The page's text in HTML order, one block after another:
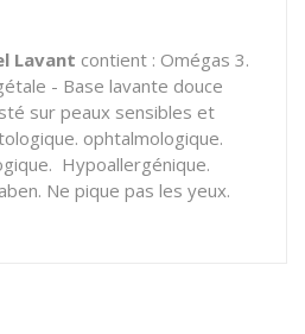
Lavant contient : Omégas 3.
- Base lavante douce
sur peaux sensibles et
ophtalmologique.
Hypoallergénique.
Ne pique pas les yeux.